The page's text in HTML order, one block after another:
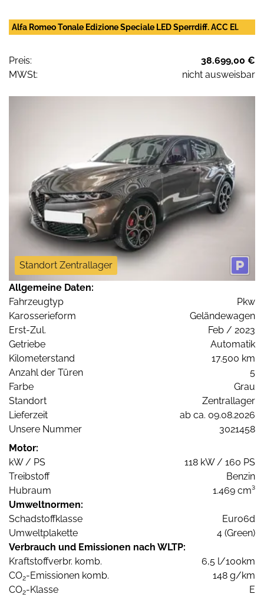
Alfa Romeo Tonale Edizione Speciale LED Sperrdiff. ACC El.
Preis:
38.699,00 €
MWSt:
nicht ausweisbar
Standort Zentrallager
Allgemeine Daten:
Fahrzeugtyp
Pkw
Karosserieform
Geländewagen
Erst-Zul.
Feb / 2023
Getriebe
Automatik
Kilometerstand
17.500 km
Anzahl der Türen
5
Farbe
Grau
Standort
Zentrallager
Lieferzeit
ab ca. 09.08.2026
Unsere Nummer
3021458
Motor:
kW / PS
118 kW / 160 PS
Treibstoff
Benzin
Hubraum
1.469 cm³
Umweltnormen:
Schadstoffklasse
Euro6d
Umweltplakette
4 (Green)
Verbrauch und Emissionen nach WLTP:
Kraftstoffverbr. komb.
6,5 l/100km
CO2-Emissionen komb.
148 g/km
CO2-Klasse E